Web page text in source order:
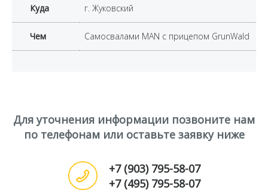
Куда г. Жуковский
Чем Самосвалами MAN с прицепом GrunWald
Для уточнения информации позвоните нам
по телефонам или оставьте заявку ниже
+7 (903) 795-58-07
+7 (495) 795-58-07